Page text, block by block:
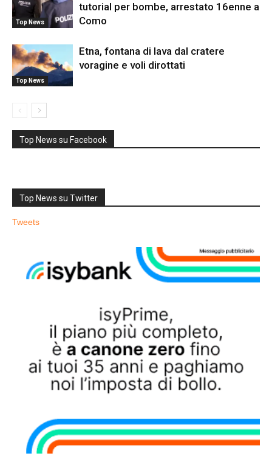
Top News
tutorial per bombe, arrestato 16enne a
Como
Top News
Etna, fontana di lava dal cratere
voragine e voli dirottati
Top News su Facebook
Top News su Twitter
Tweets